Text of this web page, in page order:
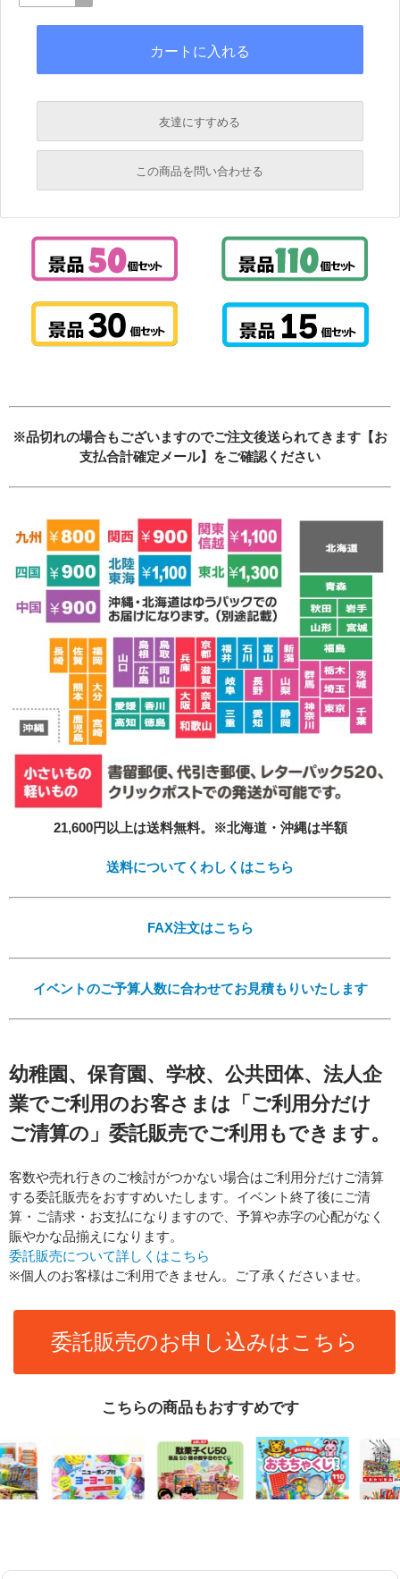
友達にすすめる
必須
必須
この商品を問い合わせる
必須
Eメール
プライバシーポリシーをご確認ください。
プライバシーポリシーを確認しました。
※品切れの場合もございますのでご注文後送られてきます【お
支払合計確定メール】をご確認ください
21,600円以上は送料無料。※北海道・沖縄は半額
送料についてくわしくはこちら
FAX注文はこちら
イベントのご予算人数に合わせてお見積もりいたします
幼稚園、保育園、学校、公共団体、法人企
業でご利用のお客さまは「ご利用分だけ
ご清算の」委託販売でご利用もできます。
客数や売れ行きのご検討がつかない場合はご利用分だけご清算
する委託販売をおすすめいたします。イベント終了後にご清
算・ご請求・お支払になりますので、予算や赤字の心配がなく
賑やかな品揃えになります。
委託販売について詳しくはこちら
※個人のお客様はご利用できません。ご了承くださいませ。
委託販売のお申し込みはこちら
こちらの商品もおすすめです